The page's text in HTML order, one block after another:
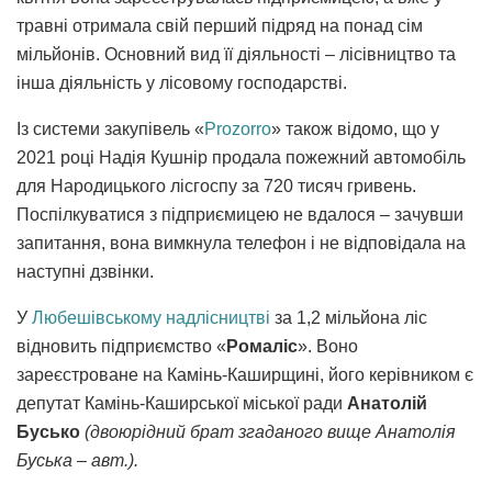
травні отримала свій перший підряд на понад сім
мільйонів. Основний вид її діяльності – лісівництво та
інша діяльність у лісовому господарстві.
Із системи закупівель «Prozorro» також відомо, що у
2021 році Надія Кушнір продала пожежний автомобіль
для Народицького лісгоспу за 720 тисяч гривень.
Поспілкуватися з підприємицею не вдалося – зачувши
запитання, вона вимкнула телефон і не відповідала на
наступні дзвінки.
У Любешівському надлісництві за 1,2 мільйона ліс
відновить підприємство « Ромаліс». Воно
зареєстроване на Камінь-Каширщині, його керівником є
депутат Камінь-Каширської міської ради Анатолій
Бусько (двоюрідний брат згаданого вище Анатолія
Буська – авт.).